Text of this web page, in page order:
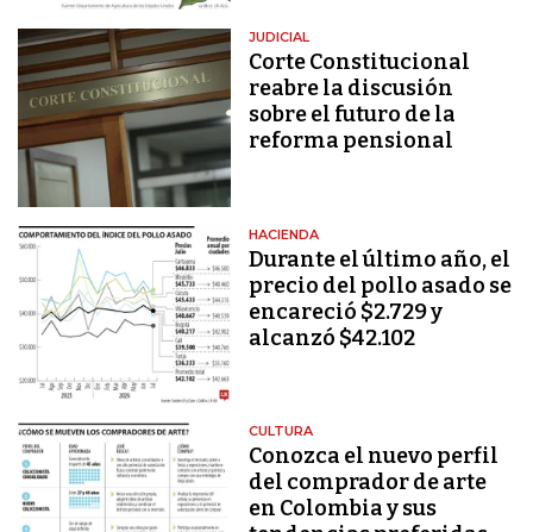
JUDICIAL
Corte Constitucional
reabre la discusión
sobre el futuro de la
reforma pensional
HACIENDA
Durante el último año, el
precio del pollo asado se
encareció $2.729 y
alcanzó $42.102
CULTURA
Conozca el nuevo perfil
del comprador de arte
en Colombia y sus